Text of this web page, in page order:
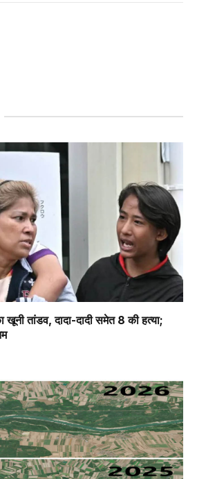
तांडव, दादा-दादी समेत 8 की हत्या;